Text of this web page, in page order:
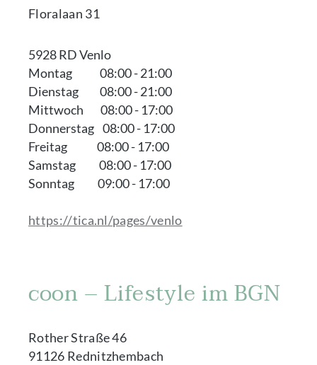
Floralaan 31
5928 RD Venlo
Montag 08:00 - 21:00
Dienstag 08:00 - 21:00
Mittwoch 08:00 - 17:00
Donnerstag 08:00 - 17:00
Freitag 08:00 - 17:00
Samstag 08:00 - 17:00
Sonntag 09:00 - 17:00
https://tica.nl/pages/venlo
coon – Lifestyle im BGN
Rother Straße 46
91126 Rednitzhembach